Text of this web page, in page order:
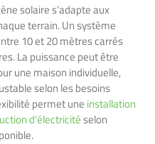
solaire s’adapte aux
terrain. Un système
10 et 20 mètres carrés
La puissance peut être
une maison individuelle,
selon les besoins
permet une installation
d’électricitéselon